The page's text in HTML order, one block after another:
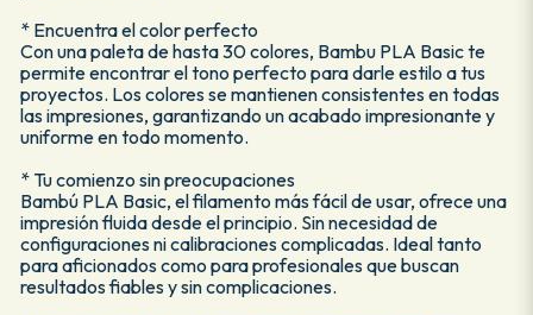
* Encuentra el color perfecto
Con una paleta de hasta 30 colores, Bambu PLA Basic te
permite encontrar el tono perfecto para darle estilo a tus
proyectos. Los colores se mantienen consistentes en todas
las impresiones, garantizando un acabado impresionante y
uniforme en todo momento.
* Tu comienzo sin preocupaciones
Bambú PLA Basic, el filamento más fácil de usar, ofrece una
impresión fluida desde el principio. Sin necesidad de
configuraciones ni calibraciones complicadas. Ideal tanto
para aficionados como para profesionales que buscan
resultados fiables y sin complicaciones.